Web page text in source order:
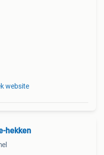
website
hekken